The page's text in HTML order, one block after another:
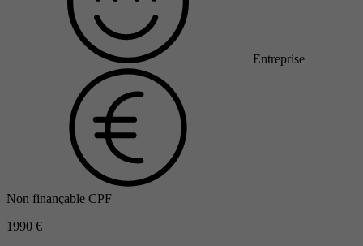
Entreprise
Non finançable CPF
1990 €